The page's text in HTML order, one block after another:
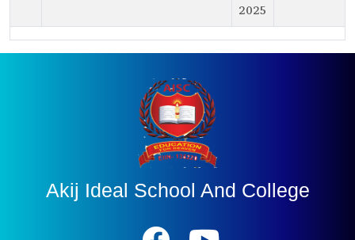
2025
Akij Ideal School And College